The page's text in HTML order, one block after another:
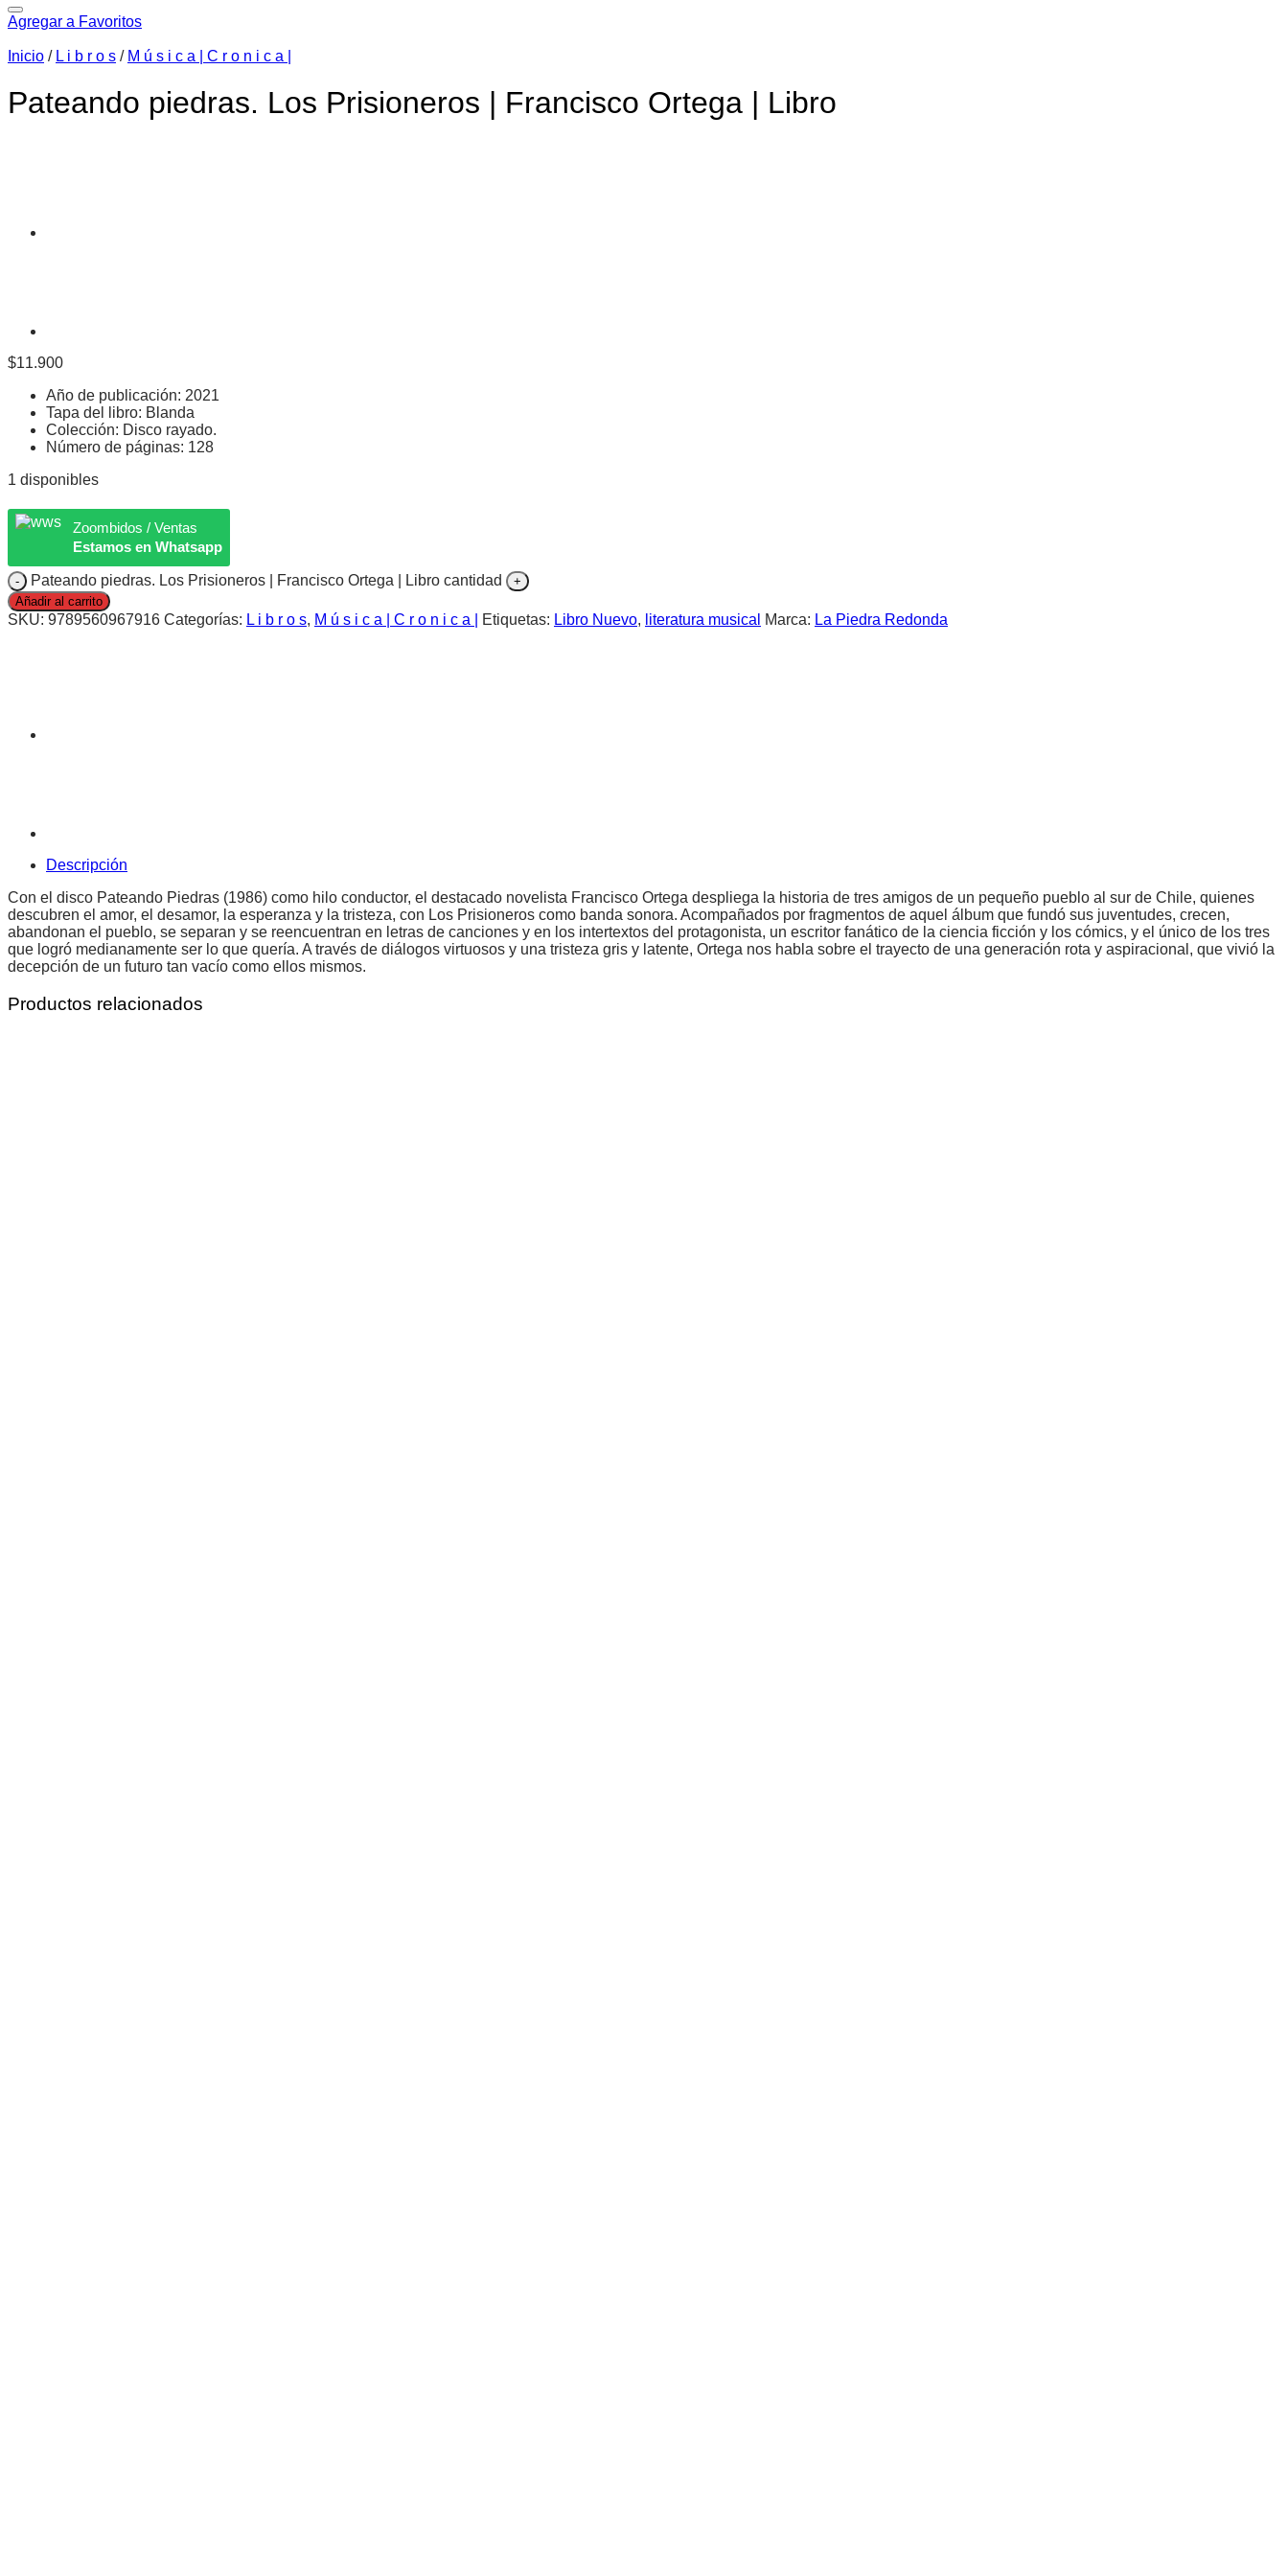
Agregar a Favoritos
Inicio / L i b r o s / M ú s i c a | C r o n i c a |
Pateando piedras. Los Prisioneros | Francisco Ortega | Libro
$11.900
Año de publicación: 2021
Tapa del libro: Blanda
Colección: Disco rayado.
Número de páginas: 128
1 disponibles
Zoombidos / Ventas
Estamos en Whatsapp
Pateando piedras. Los Prisioneros | Francisco Ortega | Libro cantidad
Añadir al carrito
SKU: 9789560967916 Categorías: L i b r o s, M ú s i c a | C r o n i c a | Etiquetas: Libro Nuevo, literatura musical Marca: La Piedra Redonda
Descripción
Con el disco Pateando Piedras (1986) como hilo conductor, el destacado novelista Francisco Ortega despliega la historia de tres amigos de un pequeño pueblo al sur de Chile, quienes
descubren el amor, el desamor, la esperanza y la tristeza, con Los Prisioneros como banda sonora. Acompañados por fragmentos de aquel álbum que fundó sus juventudes, crecen,
abandonan el pueblo, se separan y se reencuentran en letras de canciones y en los intertextos del protagonista, un escritor fanático de la ciencia ficción y los cómics, y el único de los tres
que logró medianamente ser lo que quería. A través de diálogos virtuosos y una tristeza gris y latente, Ortega nos habla sobre el trayecto de una generación rota y aspiracional, que vivió la
decepción de un futuro tan vacío como ellos mismos.
Productos relacionados